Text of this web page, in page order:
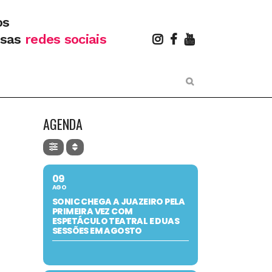
redes sociais
AGENDA
09
AGO
SONIC CHEGA A JUAZEIRO PELA
PRIMEIRA VEZ COM
ESPETÁCULO TEATRAL E DUAS
SESSÕES EM AGOSTO